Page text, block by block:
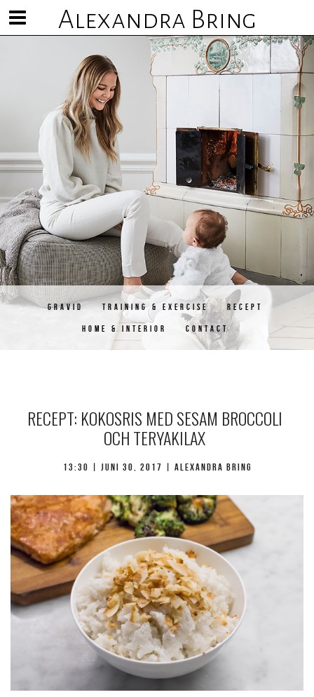
Alexandra Bring
Visa/göm
meny
GRAVID TRAINING & EXERCISE RECEPT
HOME & INTERIOR CONTACT
RECEPT: KOKOSRIS MED SESAM BROCCOLI
OCH TERYAKILAX
13:30 | juni 30, 2017 | Alexandra Bring